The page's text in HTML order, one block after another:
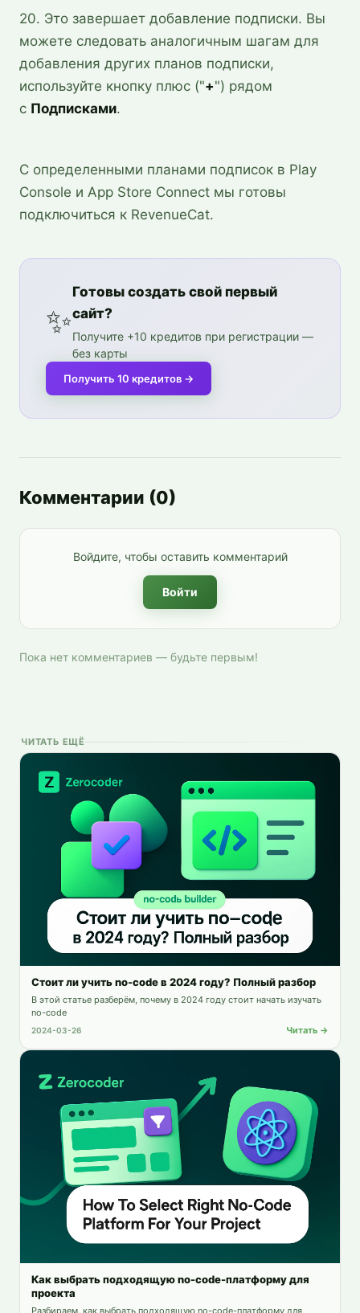
20. Это завершает добавление подписки. Вы
можете следовать аналогичным шагам для
добавления других планов подписки,
используйте кнопку плюс ("+") рядом
с Подписками.
С определенными планами подписок в Play
Console и App Store Connect мы готовы
подключиться к RevenueCat.
✨
Готовы создать свой первый
сайт?
Получите +10 кредитов при регистрации —
без карты
Получить 10 кредитов →
Комментарии (0)
Войдите, чтобы оставить комментарий
Войти
Пока нет комментариев — будьте первым!
ЧИТАТЬ ЕЩЁ
Стоит ли учить no-code в 2024 году? Полный разбор
В этой статье разберём, почему в 2024 году стоит начать изучать
no-code
2024-03-26 Читать →
Как выбрать подходящую no-code-платформу для
проекта